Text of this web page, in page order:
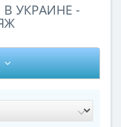
УКРАИНЕ -